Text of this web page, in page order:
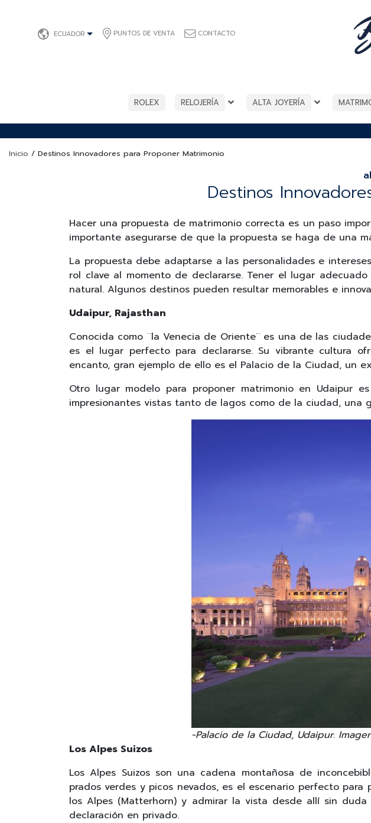
ECUADOR PUNTOS DE VENTA CONTACTO
ROLEX RELOJERÍA ALTA JOYERÍA
Inicio / Destinos Innovadores para Proponer Matrimonio
Destinos
Hacer una propuesta de matrimonio correcta es un paso
importante asegurarse de que la propuesta se haga de una
La propuesta debe adaptarse a las personalidades e
rol clave al momento de declararse. Tener el lugar
natural. Algunos destinos pueden resultar memorables e
Udaipur, Rajasthan
Conocida como ¨la Venecia de Oriente¨ es una de las
es el lugar perfecto para declararse. Su vibrante cultura
encanto, gran ejemplo de ello es el Palacio de la Ciudad, un
Otro lugar modelo para proponer matrimonio en Udaipur
impresionantes vistas tanto de lagos como de la ciudad, una
-Palacio de la Ciudad, Udaipur.
Los Alpes Suizos
Los Alpes Suizos son una cadena montañosa de
prados verdes y picos nevados, es el escenario perfecto
los Alpes (Matterhorn) y admirar la vista desde allí sin
declaración en privado.